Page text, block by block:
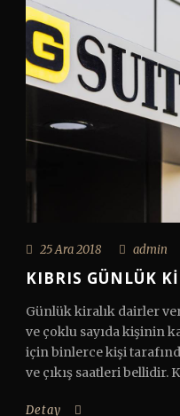
25 Ara 2018 admin
KIBRIS GÜNLÜK
Günlük kiralık dairler
ve çoklu sayıda kişinin
için binlerce kişi
ve çıkış saatleri bellidir.
Detay